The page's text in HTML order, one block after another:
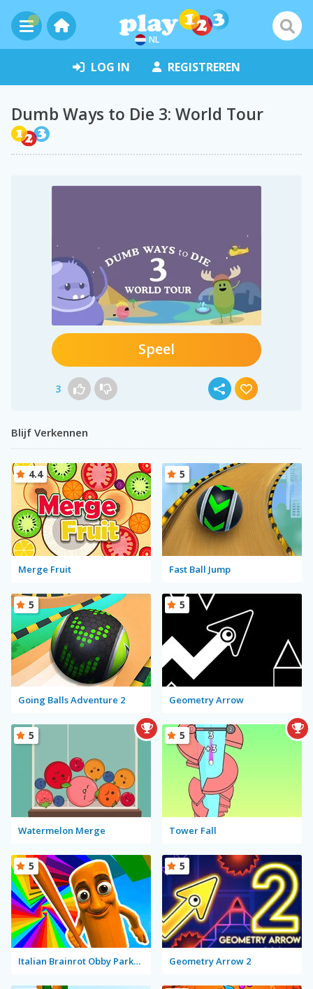
NL
LOG IN REGISTREREN
Dumb Ways to Die 3: World Tour
Speel
3
Blijf Verkennen
Merge Fruit
4.4
Fast Ball Jump
5
Going Balls Adventure 2
5
Geometry Arrow
5
Watermelon Merge
5
Tower Fall
5
Italian Brainrot Obby Parkour
5
Geometry Arrow 2
5